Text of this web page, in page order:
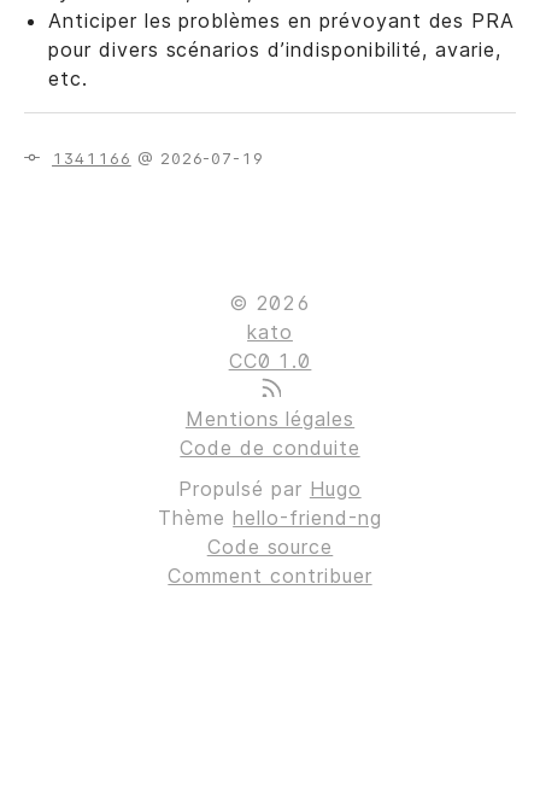
Anticiper les problèmes en prévoyant des PRA
pour divers scénarios d’indisponibilité, avarie,
etc.
1341166 @ 2026-07-19
© 2026
kato
CC0 1.0
Mentions légales
Code de conduite
Propulsé par Hugo
Thèmehello-friend-ng
Code source
Comment contribuer